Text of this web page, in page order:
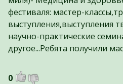
фестиваля: мастер-
выступления,выступления
научно-практические
другое...Ребята получили
0